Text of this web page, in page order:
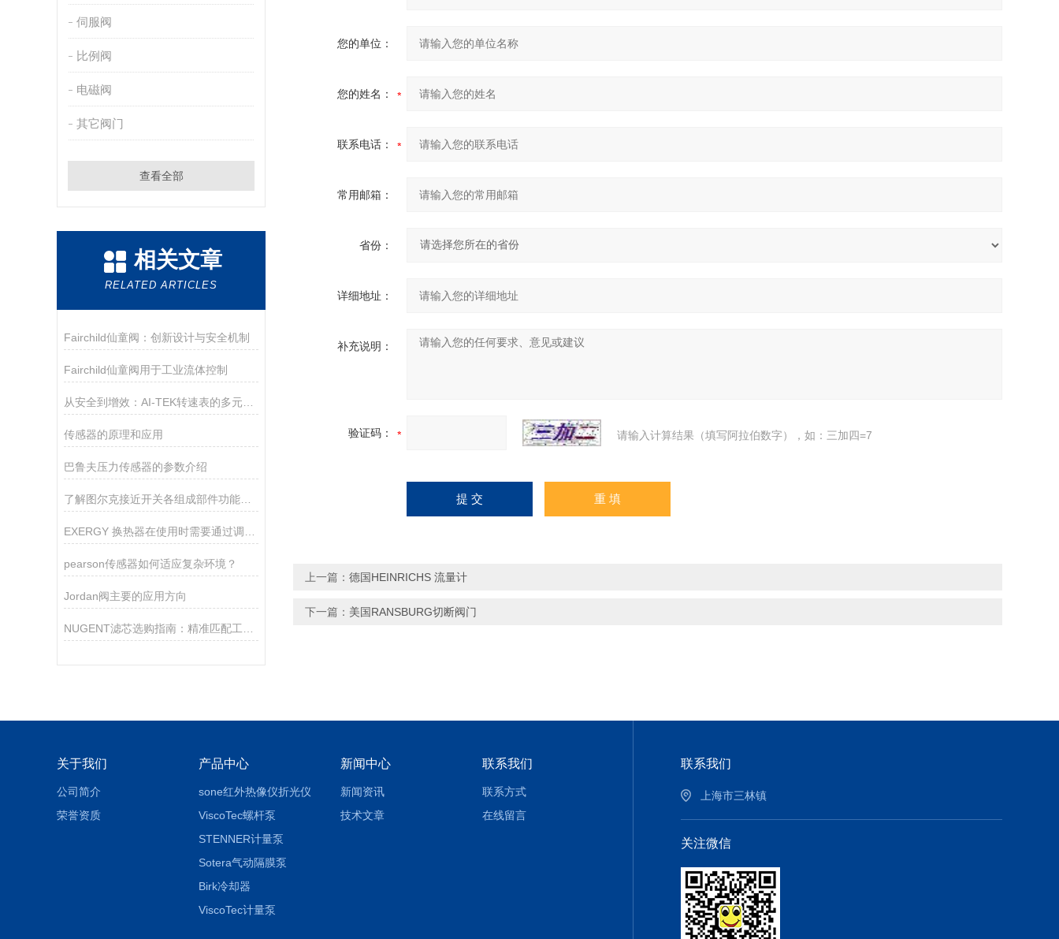
伺服阀
比例阀
电磁阀
其它阀门
查看全部
相关文章
RELATED ARTICLES
Fairchild仙童阀：创新设计与安全机制
Fairchild仙童阀用于工业流体控制
传感器的原理和应用
巴鲁夫压力传感器的参数介绍
了解图尔克接近开关各组成部件功能特点才能更好的使用它
pearson传感器如何适应复杂环境？
Jordan阀主要的应用方向
您的单位：
您的姓名：
联系电话：
常用邮箱：
省份：
详细地址：
补充说明：
验证码： 请输入计算结果（填写阿拉伯数字），如：三加四=7
上一篇： 德国HEINRICHS 流量计
下一篇： 美国RANSBURG切断阀门
关于我们
公司简介
荣誉资质
产品中心
sone红外热像仪折光仪
ViscoTec螺杆泵
STENNER计量泵
Sotera气动隔膜泵
Birk冷却器
ViscoTec计量泵
新闻中心
新闻资讯
技术文章
联系我们
联系方式
在线留言
联系我们
上海市三林镇
关注微信